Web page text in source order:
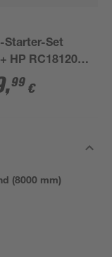
Starter-Set
HP RC18120-
18 V 5,0 Ah mit
und Ladegerät
,99 €
(8000 mm)